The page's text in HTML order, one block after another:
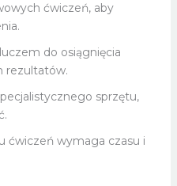
ćwiczeń, aby
do osiągnięcia
rezultatów.
sprzętu,
ćwiczeń wymaga czasu i